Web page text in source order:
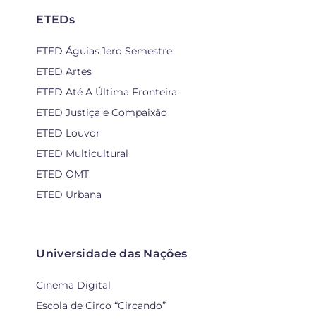
ETEDs
ETED Águias 1ero Semestre
ETED Artes
ETED Até A Última Fronteira
ETED Justiça e Compaixão
ETED Louvor
ETED Multicultural
ETED OMT
ETED Urbana
Universidade das Nações
Cinema Digital
Escola de Circo “Circando”